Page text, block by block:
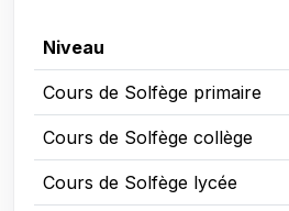
Niveau
Cours de Solfège primaire
Cours de Solfège collège
Cours de Solfège lycée